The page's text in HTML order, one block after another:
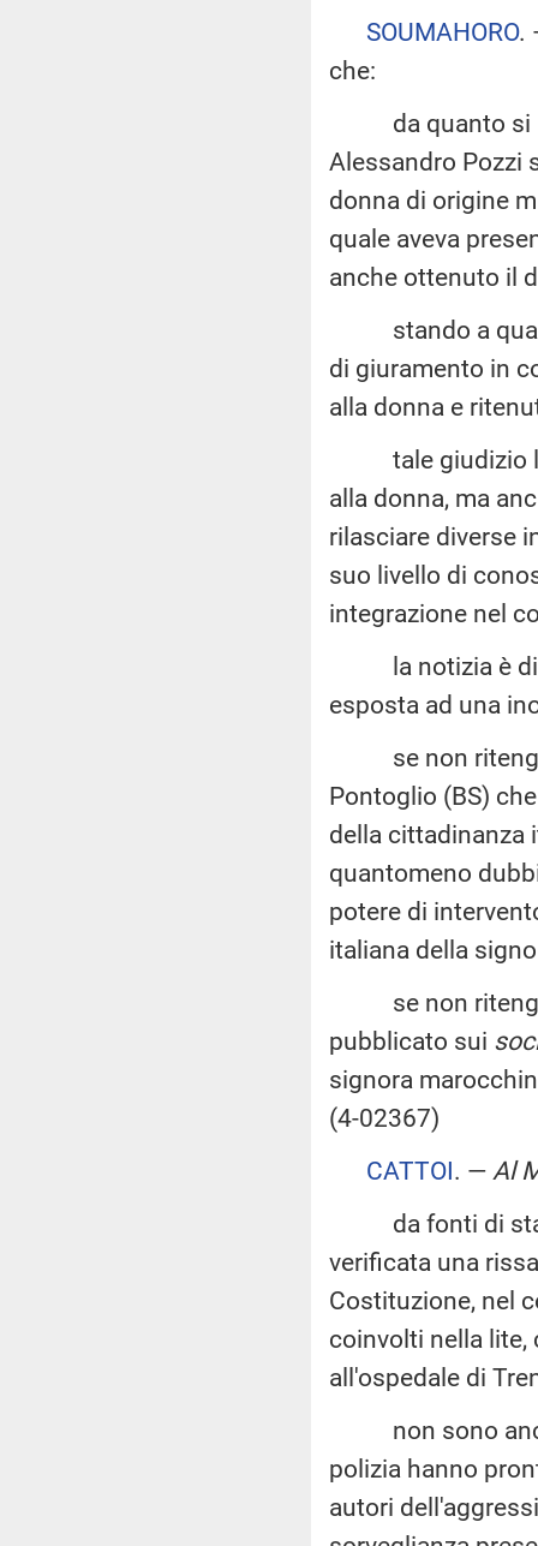
SOUMAHORO.
che:
da quanto si
Alessandro Pozzi
donna di origine
quale aveva
anche ottenuto il
stando a
di giuramento in
alla donna e
tale giudizio lo
alla donna, ma
rilasciare diverse
suo livello di
integrazione nel
la notizia è
esposta ad una
se non ritenga
Pontoglio (BS)
della cittadinanza
quantomeno
potere di
italiana della
se non ritenga
pubblicato sui
signora
(4-02367)
CATTOI. — Al
da fonti di
verificata una
Costituzione, nel
coinvolti nella lite,
all'ospedale di
non sono
polizia hanno
autori